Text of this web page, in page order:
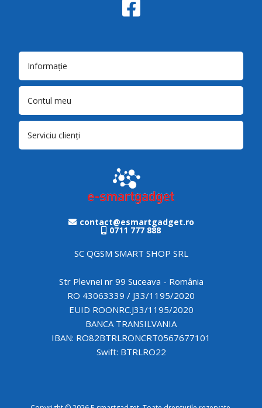
Informație
Contul meu
Serviciu clienți
contact@esmartgadget.ro
0711 777 888
SC QGSM SMART SHOP SRL
Str Plevnei nr 99 Suceava - România
RO 43063339 / J33/1195/2020
EUID ROONRC.J33/1195/2020
BANCA TRANSILVANIA
IBAN: RO82BTRLRONCRT0567677101
Swift: BTRLRO22